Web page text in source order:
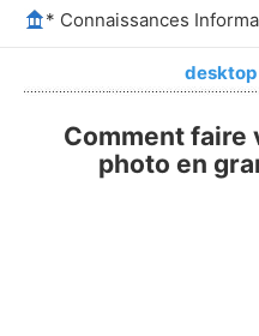
* Connaissances
Comment faire
photo en